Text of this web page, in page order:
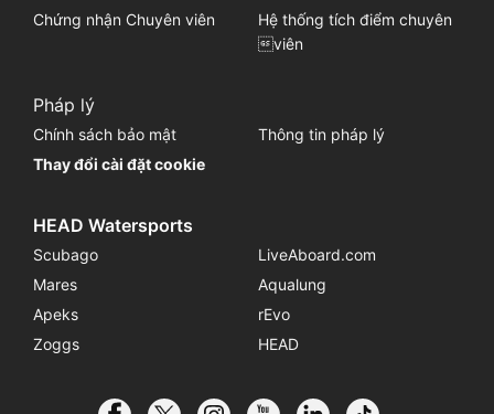
Chứng nhận Chuyên viên
Hệ thống tích điểm chuyên
viên
Pháp lý
Chính sách bảo mật
Thông tin pháp lý
Thay đổi cài đặt cookie
HEAD Watersports
Scubago
LiveAboard.com
Mares
Aqualung
Apeks
rEvo
Zoggs
HEAD